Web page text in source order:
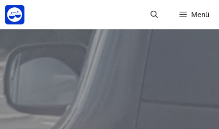
Zum
Inhalt
springen
Menü